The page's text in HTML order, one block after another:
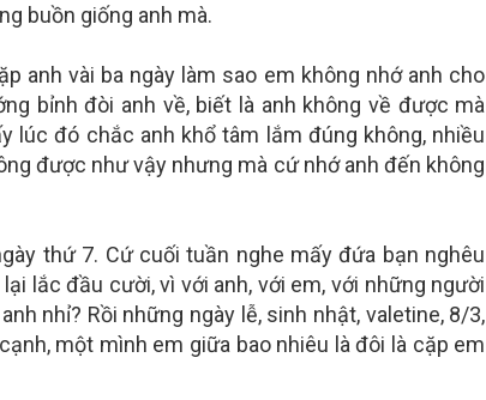
buồn giống anh mà.
anh vài ba ngày làm sao em không nhớ anh cho
bỉnh đòi anh về, biết là anh không về được mà
lúc đó chắc anh khổ tâm lắm đúng không, nhiều
được như vậy nhưng mà cứ nhớ anh đến không
thứ 7. Cứ cuối tuần nghe mấy đứa bạn nghêu
lắc đầu cười, vì với anh, với em, với những người
nhỉ? Rồi những ngày lễ, sinh nhật, valetine, 8/3,
một mình em giữa bao nhiêu là đôi là cặp em